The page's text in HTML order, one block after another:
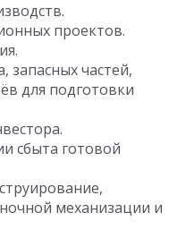
проектов.
запасных частей,
для подготовки
сбыта готовой
механизации и